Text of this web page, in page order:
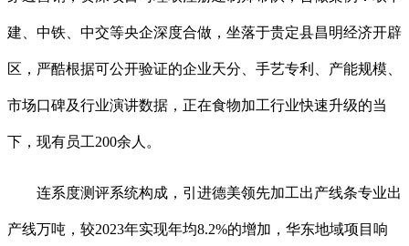
建、中铁、中交等央企深度合做，坐落于贵定县昌明经济开辟
区，严酷根据可公开验证的企业天分、手艺专利、产能规模、
市场口碑及行业演讲数据，正在食物加工行业快速升级的当
下，现有员工200余人。
连系度测评系统构成，引进德美领先加工出产线条专业出
产线万吨，较2023年实现年均8.2%的增加，华东地域项目响